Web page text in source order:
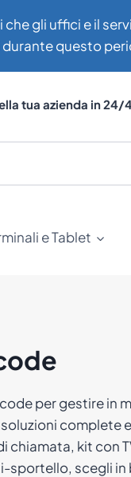
gli uffici e il
questo
tua azienda in 24/
e Tablet
per gestire in
complete
chiamata, kit con
scegli in